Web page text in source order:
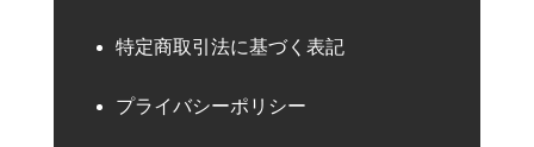
特定商取引法に基づく表記
プライバシーポリシー